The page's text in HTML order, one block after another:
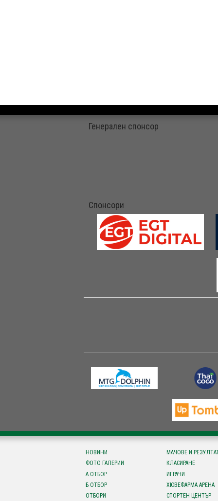
Генерален спонсор
Спонсори
НОВИНИ
ФОТО ГАЛЕРИИ
А ОТБОР
Б ОТБОР
ОТБОРИ
МАЧОВЕ И
КЛАСИРАНЕ
ИГРАЧИ
ХЮВЕФАРМА АРЕНА
СПОРТЕН ЦЕНТЪР